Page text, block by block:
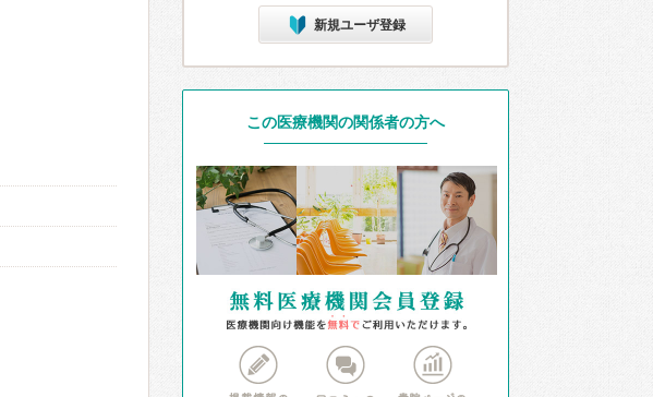
新規ユーザ登録
この医療機関の関係者の方へ